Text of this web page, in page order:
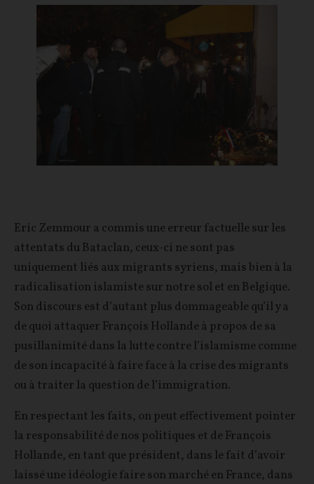
Eric Zemmour a commis une erreur factuelle sur les
attentats du Bataclan, ceux-ci ne sont pas
uniquement liés aux migrants syriens, mais bien à la
radicalisation islamiste sur notre sol et en Belgique.
Son discours est d’autant plus dommageable qu’il y a
de quoi attaquer François Hollande à propos de sa
pusillanimité dans la lutte contre l’islamisme comme
de son incapacité à faire face à la crise des migrants
ou à traiter la question de l’immigration.
En respectant les faits, on peut effectivement pointer
la responsabilité de nos politiques et de François
Hollande, en tant que président, dans le fait d’avoir
laissé une idéologie faire son marché en France, dans